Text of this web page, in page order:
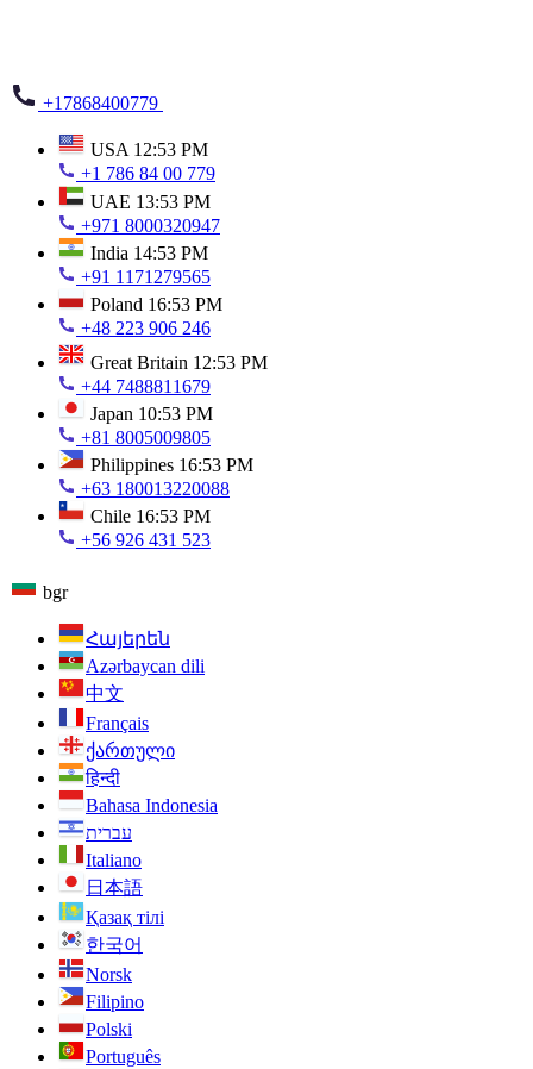
+17868400779
USA 12:53 PM
+1 786 84 00 779
UAE 13:53 PM
+971 8000320947
India 14:53 PM
+91 1171279565
Poland 16:53 PM
+48 223 906 246
Great Britain 12:53 PM
+44 7488811679
Japan 10:53 PM
+81 8005009805
Philippines 16:53 PM
+63 180013220088
Chile 16:53 PM
+56 926 431 523
bgr
Հայերեն
Azərbaycan dili
中文
Français
ქართული
हिन्दी
Bahasa Indonesia
עברית
Italiano
日本語
Қазақ тілі
한국어
Norsk
Filipino
Polski
Português